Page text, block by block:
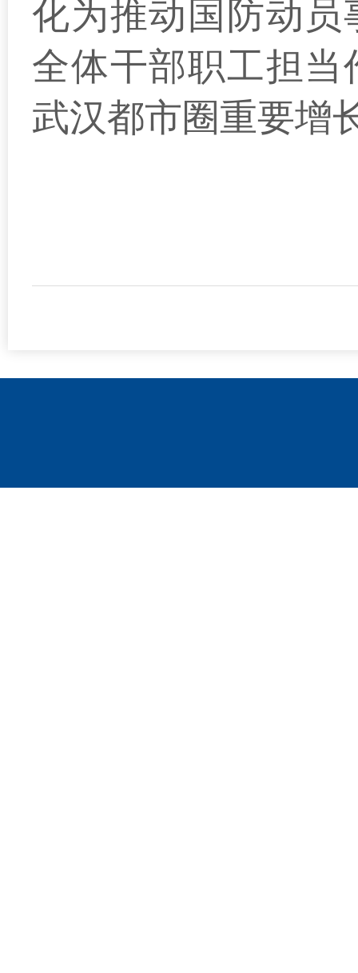
化为推动国防动
全体干部职工担
武汉都市圈重要增